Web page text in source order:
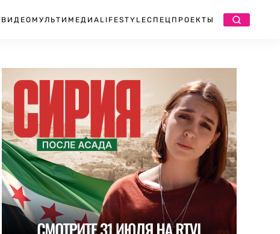
ВИДЕО МУЛЬТИМЕДИА LIFESTYLEСПЕЦПРОЕКТЫ